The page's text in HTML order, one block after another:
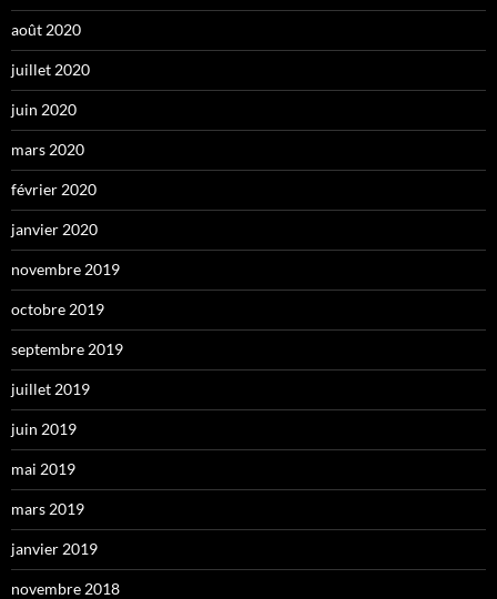
août 2020
juillet 2020
juin 2020
mars 2020
février 2020
janvier 2020
novembre 2019
octobre 2019
septembre 2019
juillet 2019
juin 2019
mai 2019
mars 2019
janvier 2019
novembre 2018